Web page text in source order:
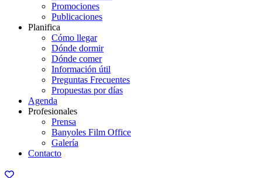
Promociones
Publicaciones
Planifica
Cómo llegar
Dónde dormir
Dónde comer
Información útil
Preguntas Frecuentes
Propuestas por días
Agenda
Profesionales
Prensa
Banyoles Film Office
Galería
Contacto